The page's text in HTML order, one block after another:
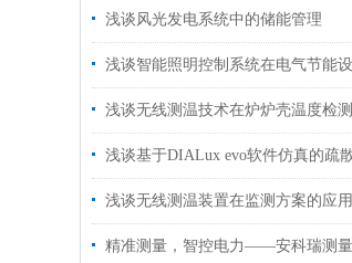
浅谈风光发电系统中的储能管理
浅谈无线测温装置在监测方案的应用